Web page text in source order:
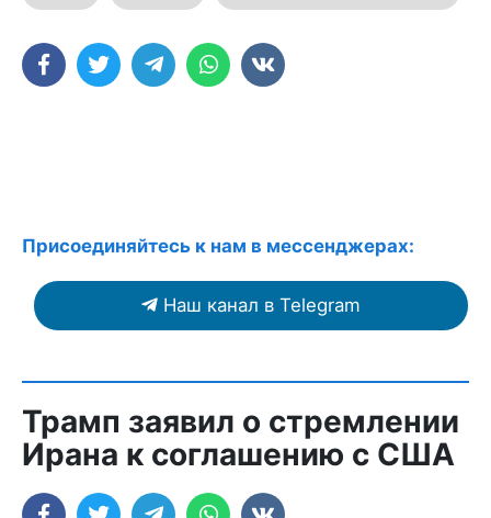
Присоединяйтесь к нам в мессенджерах:
Наш канал в Telegram
Трамп заявил о стремлении
Ирана к соглашению с США